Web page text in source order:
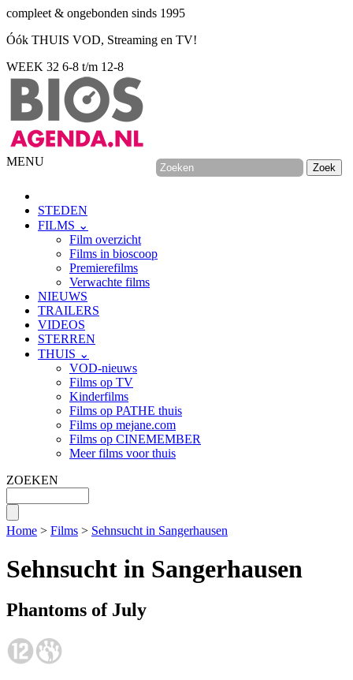
compleet & ongebonden sinds 1995
Óók THUIS VOD, Streaming en TV!
WEEK 32 6-8 t/m 12-8
MENU
STEDEN
FILMS ⌄
Film overzicht
Films in bioscoop
Premierefilms
Verwachte films
NIEUWS
TRAILERS
VIDEOS
STERREN
THUIS ⌄
VOD-nieuws
Films op TV
Kinderfilms
Films op PATHE thuis
Films op mejane.com
Films op CINEMEMBER
Meer films voor thuis
ZOEKEN
Home > Films > Sehnsucht in Sangerhausen
Sehnsucht in Sangerhausen
Phantoms of July